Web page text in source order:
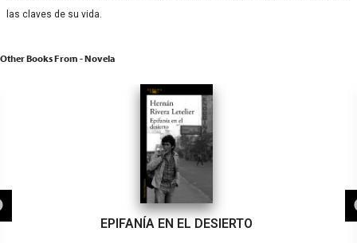
las claves de su vida.
Other Books From - Novela
EPIFANÍA EN EL DESIERTO